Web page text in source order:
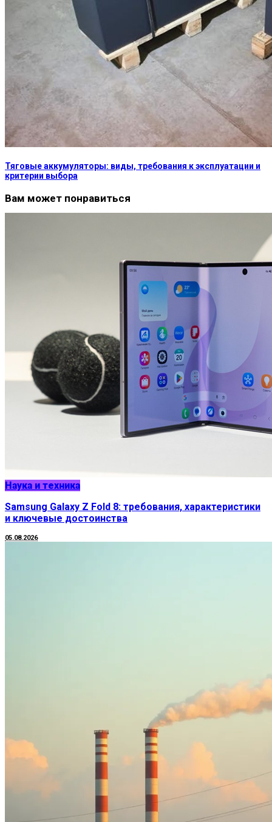
Тяговые аккумуляторы: виды, требования к эксплуатации и
критерии выбора
Вам может понравиться
Наука и техника
Samsung Galaxy Z Fold 8: требования, характеристики
и ключевые достоинства
05.08.2026